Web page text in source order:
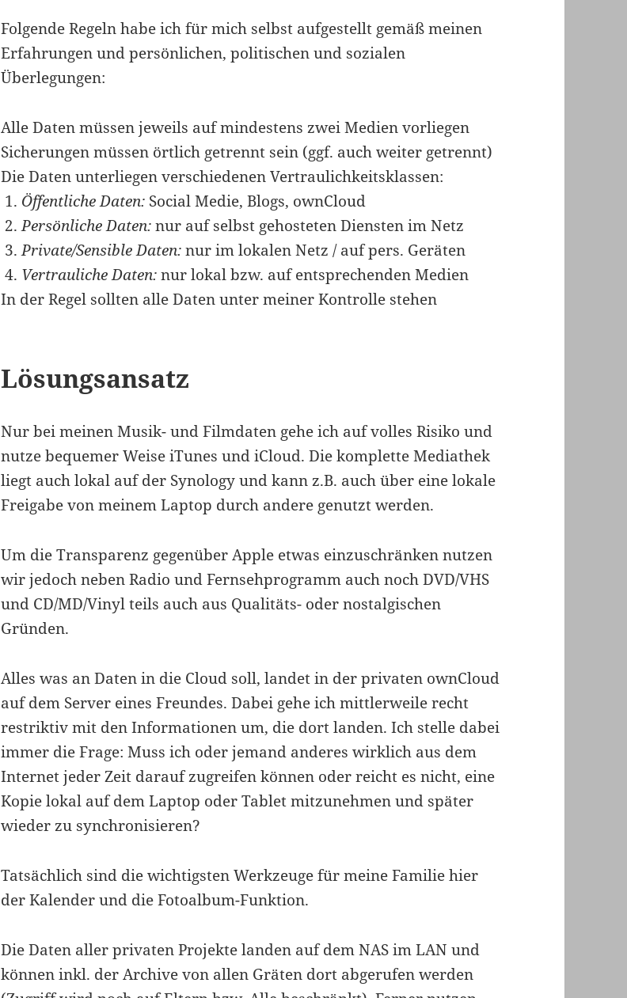
Folgende Regeln habe ich für mich selbst aufgestellt gemäß meinen
Erfahrungen und persönlichen, politischen und sozialen
Überlegungen:
Alle Daten müssen jeweils auf mindestens zwei Medien vorliegen
Sicherungen müssen örtlich getrennt sein (ggf. auch weiter getrennt)
Die Daten unterliegen verschiedenen Vertraulichkeitsklassen:
Öffentliche Daten:Social Medie, Blogs, ownCloud
Persönliche Daten:nur auf selbst gehosteten Diensten im Netz
Private/Sensible Daten:nur im lokalen Netz / auf pers. Geräten
Vertrauliche Daten:nur lokal bzw. auf entsprechenden Medien
In der Regel sollten alle Daten unter meiner Kontrolle stehen
Lösungsansatz
Nur bei meinen Musik- und Filmdaten gehe ich auf volles Risiko und
nutze bequemer Weise iTunes und iCloud. Die komplette Mediathek
liegt auch lokal auf der Synology und kann z.B. auch über eine lokale
Freigabe von meinem Laptop durch andere genutzt werden.
Um die Transparenz gegenüber Apple etwas einzuschränken nutzen
wir jedoch neben Radio und Fernsehprogramm auch noch DVD/VHS
und CD/MD/Vinyl teils auch aus Qualitäts- oder nostalgischen
Gründen.
Alles was an Daten in die Cloud soll, landet in der privaten ownCloud
auf dem Server eines Freundes. Dabei gehe ich mittlerweile recht
restriktiv mit den Informationen um, die dort landen. Ich stelle dabei
immer die Frage: Muss ich oder jemand anderes wirklich aus dem
Internet jeder Zeit darauf zugreifen können oder reicht es nicht, eine
Kopie lokal auf dem Laptop oder Tablet mitzunehmen und später
wieder zu synchronisieren?
Tatsächlich sind die wichtigsten Werkzeuge für meine Familie hier
der Kalender und die Fotoalbum-Funktion.
Die Daten aller privaten Projekte landen auf dem NAS im LAN und
können inkl. der Archive von allen Gräten dort abgerufen werden